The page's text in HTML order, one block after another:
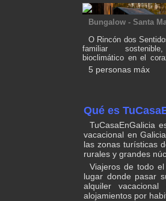
cocina, aunque no
cómoda y habilitada
y disponemos de un
sofá grande y
todas las series y
pantalla plana,con
prime,también dispone
césped artificial para
Bungalow - Santa
O Rincón dos
familiar
bioclimático en el
del Ribeiro. Ofrecemos
estrellados, rutas
las familias de la
productos de
unos días en unas
que se integran a
paisaje de la vasta
Ourense. CA-OR-129
5 personas máx
Qué es
TuCasaEnGalicia
vacacional en
las zonas turísticas
rurales y grandes
Viajeros de todo
lugar donde pasar
alquiler
alojamientos por